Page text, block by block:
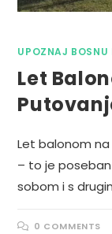
UPOZNAJ BOSNU
Let
Let balonom
– to je
sobom i s
0 COMMENTS